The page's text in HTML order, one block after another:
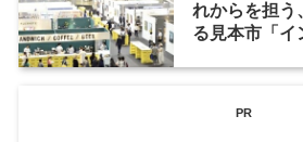
れからを担う
る見本市「イ
PR